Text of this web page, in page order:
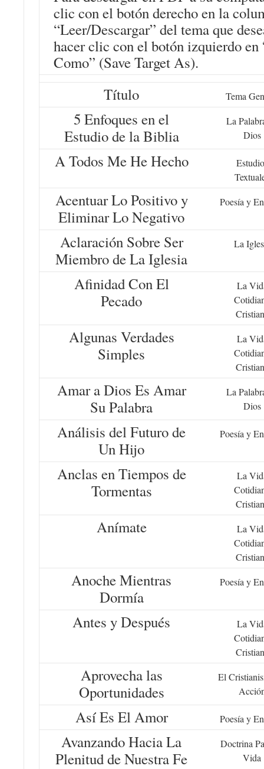
clic con el botón derecho en la
“Leer/Descargar” del tema que
hacer clic con el botón izquierdo en
Como” (Save Target As).
Título
Tema
5 Enfoques en el
Estudio de la Biblia
La
Dios
A Todos Me He Hecho
Acentuar Lo Positivo y
Eliminar Lo Negativo
Poesía y
Aclaración Sobre Ser
Miembro de La Iglesia
La
Afinidad Con El
Pecado
La
Algunas Verdades
Simples
La
Amar a Dios Es Amar
Su Palabra
La
Dios
Análisis del Futuro de
Un Hijo
Poesía y
Anclas en Tiempos de
Tormentas
La
Anímate
La
Anoche Mientras
Dormía
Poesía y
Antes y Después
La
Aprovecha las
Oportunidades
El
Así Es El Amor Poesía y
Avanzando Hacia La
Plenitud de Nuestra Fe
Doctrina
Vida